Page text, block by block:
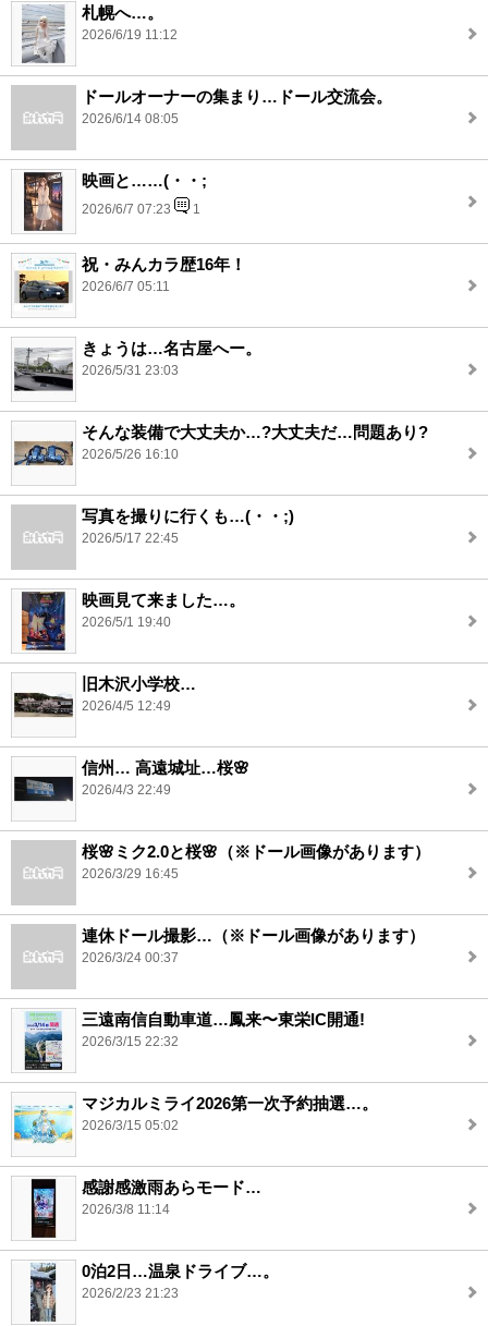
札幌へ…。
2026/6/19 11:12
ドールオーナーの集まり…ドール交流会。
2026/6/14 08:05
映画と……(・・;
2026/6/7 07:23 1
祝・みんカラ歴16年！
2026/6/7 05:11
きょうは…名古屋へー。
2026/5/31 23:03
そんな装備で大丈夫か…?大丈夫だ…問題あり?
2026/5/26 16:10
写真を撮りに行くも…(・・;)
2026/5/17 22:45
映画見て来ました…。
2026/5/1 19:40
旧木沢小学校…
2026/4/5 12:49
信州… 高遠城址…桜🌸
2026/4/3 22:49
桜🌸ミク2.0と桜🌸（※ドール画像があります）
2026/3/29 16:45
連休ドール撮影…（※ドール画像があります）
2026/3/24 00:37
三遠南信自動車道…鳳来〜東栄IC開通!
2026/3/15 22:32
マジカルミライ2026第一次予約抽選…。
2026/3/15 05:02
感謝感激雨あらモード…
2026/3/8 11:14
0泊2日…温泉ドライブ…。
2026/2/23 21:23